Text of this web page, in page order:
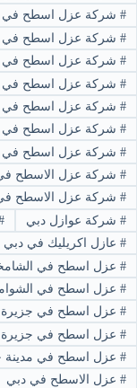
#شركة عزل اسطح في
#شركة عزل اسطح في
#شركة عزل اسطح في
#شركة عزل اسطح في
#شركة عزل اسطح في
#شركة عزل اسطح في
#شركة عزل اسطح في
#شركة عزل الاسطح في
#شركة عزل الاسطح
#شركة عوازل دبي
#عازل اكريليك في دبي
#عزل اسطح في
#عزل اسطح في
#عزل اسطح في جزيرة
#عزل اسطح في جزيرة
#عزل اسطح في مدينة
#عزل الاسطح في دبي